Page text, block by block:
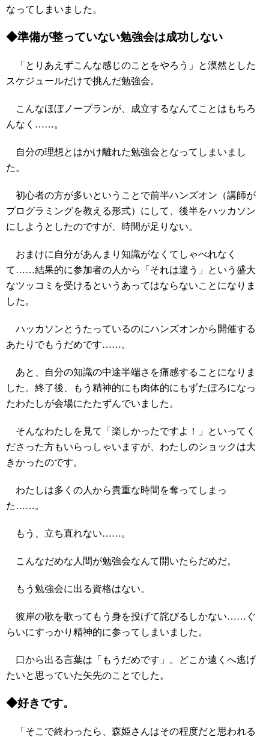
なってしまいました。
◆準備が整っていない勉強会は成功しない
「とりあえずこんな感じのことをやろう」と漠然とした
スケジュールだけで挑んだ勉強会。
こんなほぼノープランが、成立するなんてことはもちろ
んなく……。
自分の理想とはかけ離れた勉強会となってしまいまし
た。
初心者の方が多いということで前半ハンズオン（講師が
プログラミングを教える形式）にして、後半をハッカソン
にしようとしたのですが、時間が足りない。
おまけに自分があんまり知識がなくてしゃべれなく
て……結果的に参加者の人から「それは違う」という盛大
なツッコミを受けるというあってはならないことになりま
した。
ハッカソンとうたっているのにハンズオンから開催する
あたりでもうだめです……。
あと、自分の知識の中途半端さを痛感することになりま
した。終了後、もう精神的にも肉体的にもずたぼろになっ
たわたしが会場にたたずんでいました。
そんなわたしを見て「楽しかったですよ！」といってく
ださった方もいらっしゃいますが、わたしのショックは大
きかったのです。
わたしは多くの人から貴重な時間を奪ってしまっ
た……。
もう、立ち直れない……。
こんなだめな人間が勉強会なんて開いたらだめだ。
もう勉強会に出る資格はない。
彼岸の歌を歌ってもう身を投げて詫びるしかない……ぐ
らいにすっかり精神的に参ってしまいました。
口から出る言葉は「もうだめです」。どこか遠くへ逃げ
たいと思っていた矢先のことでした。
◆好きです。
「そこで終わったら、森姫さんはその程度だと思われる